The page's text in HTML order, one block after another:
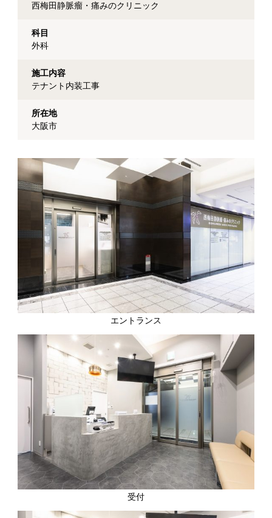
西梅田静脈瘤・痛みのクリニック
科目
外科
施工内容
テナント内装工事
所在地
大阪市
エントランス
受付